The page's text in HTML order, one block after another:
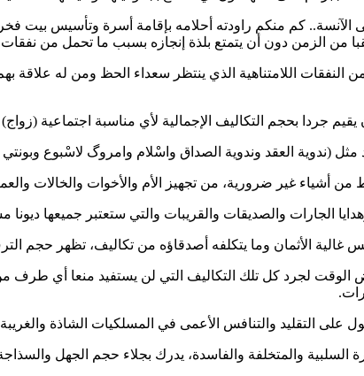
كم منكم راودته أحلامه بإقامة أسرة وتأسيس بيت
من الزمن دون أن يتمتع بلذة إنجازه بسبب ما تحمل من
النفقات اللامتناهية الذي ينتظر سعداء الحظ ومن له
جردا بحجم التكاليف الإجمالية لأي مناسبة اجتماعية (زواج)
لجرد كل تلك التكاليف التي لن يستفيد منعا أي طرف
التقليد والتنافس الأعمى في المسلكيات الشاذة
السلبية والمتخلفة والفاسدة، يدرك بجلاء حجم الجهل